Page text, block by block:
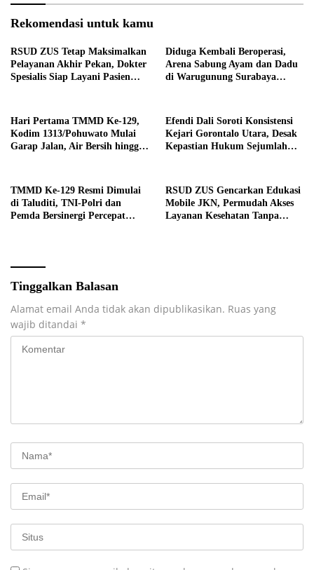
Rekomendasi untuk kamu
RSUD ZUS Tetap Maksimalkan
Pelayanan Akhir Pekan, Dokter
Spesialis Siap Layani Pasien
Diduga Kembali Beroperasi,
Arena Sabung Ayam dan Dadu
di Warugunung Surabaya
Hari Pertama TMMD Ke-129,
Kodim 1313/Pohuwato Mulai
Garap Jalan, Air Bersih hingga
Efendi Dali Soroti Konsistensi
Kejari Gorontalo Utara, Desak
Kepastian Hukum Sejumlah
TMMD Ke-129 Resmi Dimulai
di Taluditi, TNI-Polri dan
Pemda Bersinergi Percepat
RSUD ZUS Gencarkan Edukasi
Mobile JKN, Permudah Akses
Layanan Kesehatan Tanpa
Tinggalkan Balasan
Alamat email Anda tidak akan dipublikasikan. Ruas yang
wajib ditandai *